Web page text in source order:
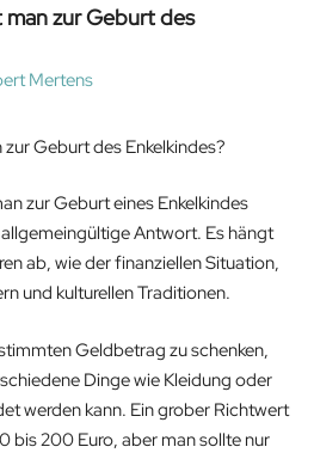
zur Geburt des
Mertens
Geburt des Enkelkindes?
zur Geburt eines Enkelkindes
Antwort. Es hängt
ab, wie der finanziellen Situation,
und kulturellen Traditionen.
Geldbetrag zu schenken,
Dinge wie Kleidung oder
werden kann. Ein grober Richtwert
bis 200 Euro, aber man sollte nur